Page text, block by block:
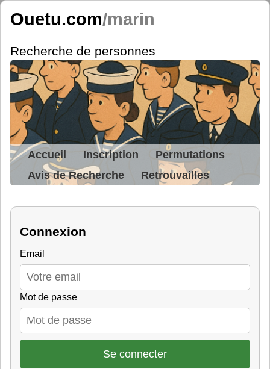
Ouetu.com/marin
Recherche de personnes
Accueil Inscription
Permutations
Avis de Recherche
Retrouvailles
Connexion
Email
Mot de passe